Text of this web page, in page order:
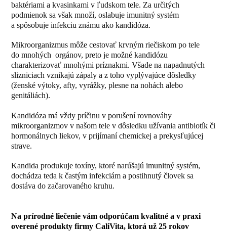
baktériami a kvasinkami v ľudskom tele. Za určitých
podmienok sa však množí, oslabuje imunitný systém
a spôsobuje infekciu známu ako kandidóza.
Mikroorganizmus môže cestovať krvným riečiskom po tele
do mnohých orgánov, preto je možné kandidózu
charakterizovať mnohými príznakmi. Všade na napadnutých
slizniciach vznikajú zápaly a z toho vyplývajúce dôsledky
(ženské výtoky, afty, vyrážky, plesne na nohách alebo
genitáliách).
Kandidóza má vždy príčinu v porušení rovnováhy
mikroorganizmov v našom tele v dôsledku užívania antibiotík či
hormonálnych liekov, v prijímaní chemickej a prekysľujúcej
strave.
Kandida produkuje toxíny, ktoré narúšajú imunitný systém,
dochádza teda k častým infekciám a postihnutý človek sa
dostáva do začarovaného kruhu.
Na prírodné liečenie vám odporúčam kvalitné a v praxi
overené produkty firmy CaliVita, ktorá už 25 rokov